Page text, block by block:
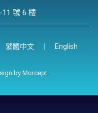
號 6 樓
by Morcept
繁體中文 English